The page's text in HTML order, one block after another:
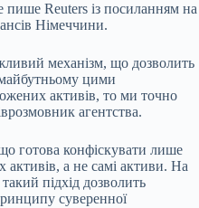
Reuters із посиланням на
Німеччини.
механізм, що дозволить
цими
активів, то ми точно
агентства.
готова конфіскувати лише
активів, а не самі активи. На
підхід дозволить
суверенної